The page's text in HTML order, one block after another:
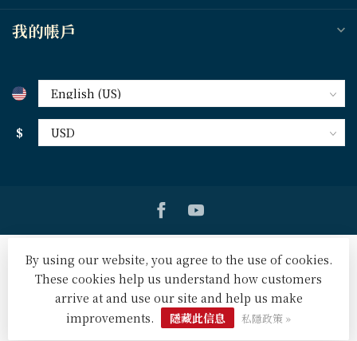
我的帳戶
$
© Copyright 2026 天道北美網路書房 U.S. Tien Dao Books
Powered byLightspeed- Lightspeed designbyDyvelopment
By using our website, you agree to the use of cookies.
These cookies help us understand how customers
arrive at and use our site and help us make
improvements.
隱藏此信息 私隱政策 »